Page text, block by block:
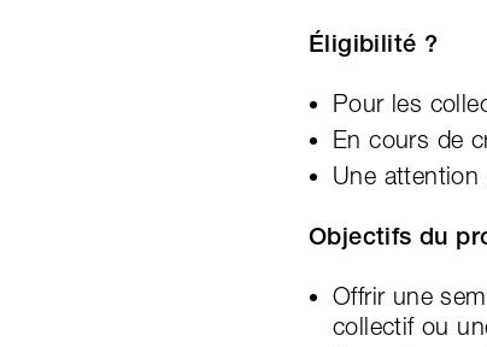
Éligibilité ?
Pour les
En cours de
Une attention
Objectifs du
Offrir une
collectif ou